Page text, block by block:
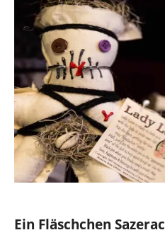
Ein Fläschchen Sazerac